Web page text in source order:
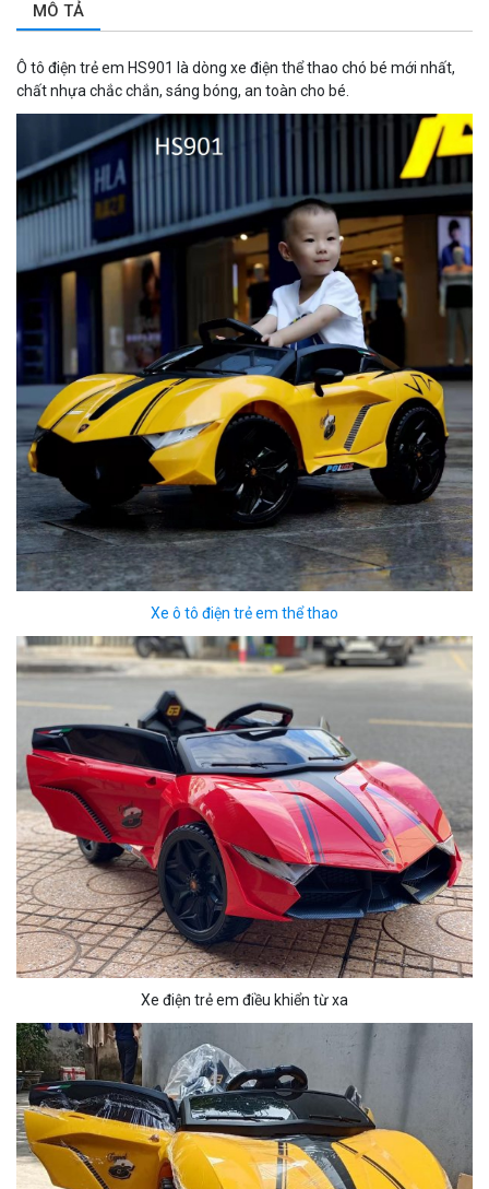
MÔ TẢ
Ô tô điện trẻ em HS901 là dòng xe điện thể thao chó bé mới nhất,
chất nhựa chắc chắn, sáng bóng, an toàn cho bé.
Xe ô tô điện trẻ em thể thao
Xe điện trẻ em điều khiển từ xa